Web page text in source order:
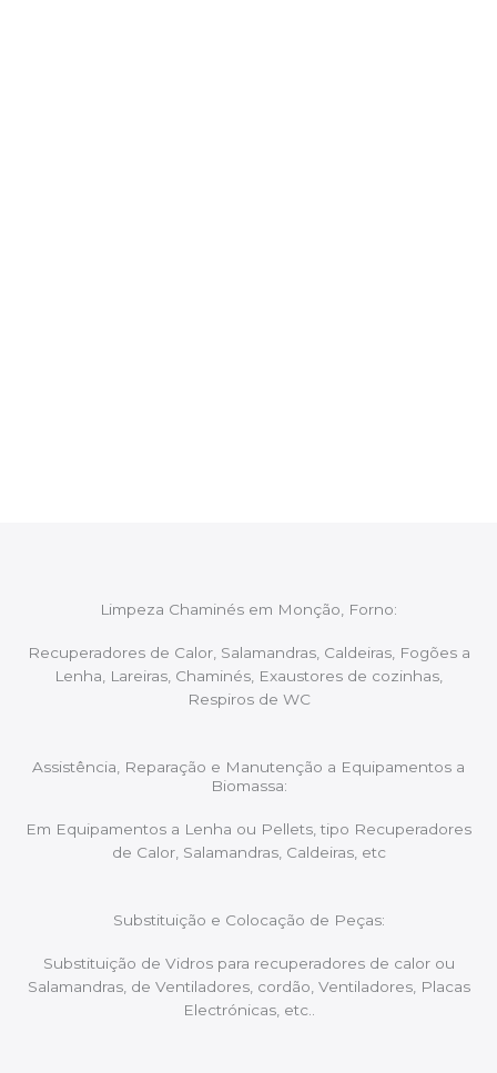
Limpeza Chaminés em Monção, Forno:
Recuperadores de Calor, Salamandras, Caldeiras, Fogões a
Lenha, Lareiras, Chaminés, Exaustores de cozinhas,
Respiros de WC
Assistência, Reparação e Manutenção a Equipamentos a
Biomassa:
Em Equipamentos a Lenha ou Pellets, tipo Recuperadores
de Calor, Salamandras, Caldeiras, etc
Substituição e Colocação de Peças:
Substituição de Vidros para recuperadores de calor ou
Salamandras, de Ventiladores, cordão, Ventiladores, Placas
Electrónicas, etc..